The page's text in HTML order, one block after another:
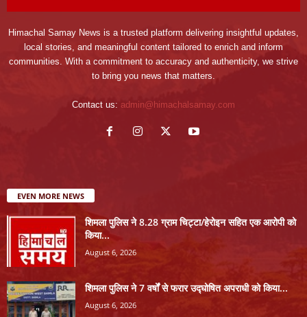
Himachal Samay News is a trusted platform delivering insightful updates,
local stories, and meaningful content tailored to enrich and inform
communities. With a commitment to accuracy and authenticity, we strive
to bring you news that matters.
Contact us: admin@himachalsamay.com
EVEN MORE NEWS
शिमला पुलिस ने 8.28 ग्राम चिट्टा/हेरोइन सहित एक आरोपी को
किया...
August 6, 2026
शिमला पुलिस ने 7 वर्षों से फरार उद्घोषित अपराधी को किया...
August 6, 2026